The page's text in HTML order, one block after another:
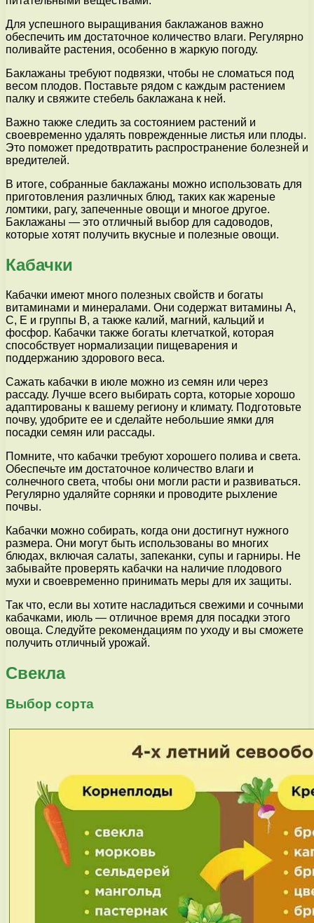
Для успешного выращивания баклажанов важно
обеспечить им достаточное количество влаги. Регулярно
поливайте растения, особенно в жаркую погоду.
Баклажаны требуют подвязки, чтобы не сломаться под
весом плодов. Поставьте рядом с каждым растением
палку и свяжите стебель баклажана к ней.
Важно также следить за состоянием растений и
своевременно удалять поврежденные листья или плоды.
Это поможет предотвратить распространение болезней и
вредителей.
В итоге, собранные баклажаны можно использовать для
приготовления различных блюд, таких как жареные
ломтики, рагу, запеченные овощи и многое другое.
Баклажаны — это отличный выбор для садоводов,
которые хотят получить вкусные и полезные овощи.
Кабачки
Кабачки имеют много полезных свойств и богаты
витаминами и минералами. Они содержат витамины А,
С, Е и группы В, а также калий, магний, кальций и
фосфор. Кабачки также богаты клетчаткой, которая
способствует нормализации пищеварения и
поддержанию здорового веса.
Сажать кабачки в июле можно из семян или через
рассаду. Лучше всего выбирать сорта, которые хорошо
адаптированы к вашему региону и климату. Подготовьте
почву, удобрите ее и сделайте небольшие ямки для
посадки семян или рассады.
Помните, что кабачки требуют хорошего полива и света.
Обеспечьте им достаточное количество влаги и
солнечного света, чтобы они могли расти и развиваться.
Регулярно удаляйте сорняки и проводите рыхление
почвы.
Кабачки можно собирать, когда они достигнут нужного
размера. Они могут быть использованы во многих
блюдах, включая салаты, запеканки, супы и гарниры. Не
забывайте проверять кабачки на наличие плодового
мухи и своевременно принимать меры для их защиты.
Так что, если вы хотите насладиться свежими и сочными
кабачками, июль — отличное время для посадки этого
овоща. Следуйте рекомендациям по уходу и вы сможете
получить отличный урожай.
Свекла
Выбор сорта